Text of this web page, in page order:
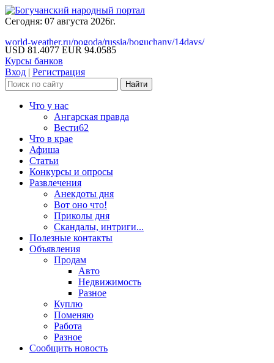
Сегодня: 07 августа 2026г.
world-weather.ru/pogoda/russia/boguchany/14days/
USD 81.4077 EUR 94.0585
Курсы банков
Вход | Регистрация
Что у нас
Ангарская правда
Вести62
Что в крае
Афиша
Статьи
Конкурсы и опросы
Развлечения
Анекдоты дня
Вот оно что!
Приколы дня
Скандалы, интриги...
Полезные контакты
Объявления
Продам
Авто
Недвижимость
Разное
Куплю
Поменяю
Работа
Разное
Сообщить новость